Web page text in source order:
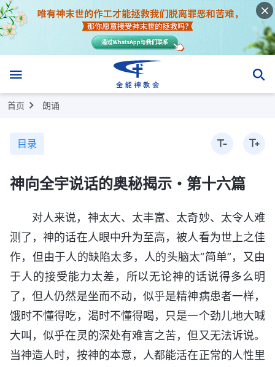
首页 朗诵
目录
神向全宇说话的奥秘揭示・第十六篇
对人来说，神太大、太丰富、太奇妙、太令人难
测了，神的话在人眼中升为至高，被人看为世上之佳
作，但由于人的缺陷太多，人的头脑太“简单”，又由
于人的接受能力太差，所以无论神的话说得多么明
了，但人仍然是坐而不动，似乎是精神病患者一样，
饿时不懂得吃，渴时不懂得喝，只是一个劲儿地大喊
大叫，似乎在灵的深处有难言之苦，但又无法诉说。
当神造人时，按神的本意，人都能活在正常的人性里